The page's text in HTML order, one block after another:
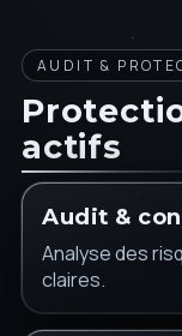
AUDIT &
actifs
Audit &
Analyse des
claires.